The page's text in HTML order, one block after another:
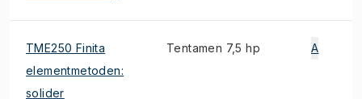
TME250 Finita
elementmetoden:
solider
Tentamen 7,5 hp A